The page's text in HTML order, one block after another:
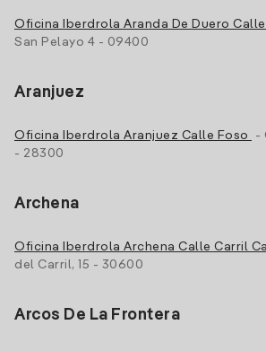
Oficina Iberdrola Aranda De Duero
San Pelayo 4 - 09400
Aranjuez
Oficina Iberdrola Aranjuez Calle Foso
-
- 28300
Archena
Oficina Iberdrola Archena Calle Carril
del Carril, 15 - 30600
Arcos De La Frontera